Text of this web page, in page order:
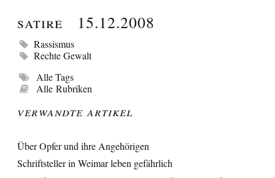
Satire 15.12.2008
Rassismus
Rechte Gewalt
Alle Tags
Alle Rubriken
Verwandte Artikel
Über Opfer und ihre Angehörigen
Schriftsteller in Weimar leben gefährlich